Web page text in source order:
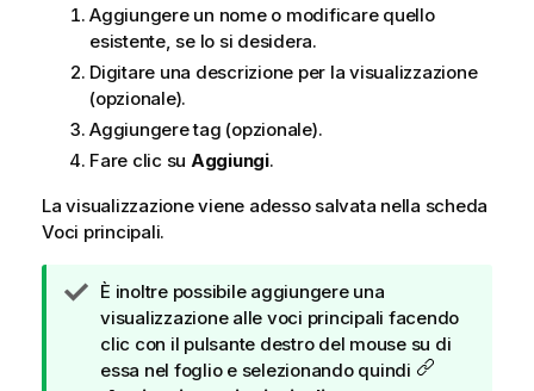
r
m
a
t
i
c
a
Aggiungere un nome o modificare quello
esistente, se lo si desidera.
Digitare una descrizione per la visualizzazione
(opzionale).
Aggiungere tag (opzionale).
Fare clic su Aggiungi.
La visualizzazione viene adesso salvata nella scheda
Voci principali.
N
o
t
a
È inoltre possibile aggiungere una
visualizzazione alle voci principali facendo
clic con il pulsante destro del mouse su di
essa nel foglio e selezionando quindi